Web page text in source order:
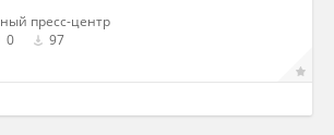
пресс-центр
0 97